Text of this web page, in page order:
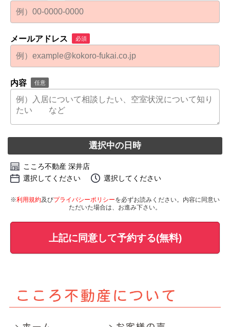
メールアドレス 必須
内容 任意
選択中の日時
こころ不動産 深井店
選択してください
選択してください
※利用規約及びプライバシーポリシーを必ずお読みください。内容に同意い
ただいた場合は、お進み下さい。
上記に同意して予約する(無料)